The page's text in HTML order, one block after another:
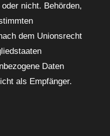
nicht. Behörden,
dem Unionsrecht
Daten
als Empfänger.